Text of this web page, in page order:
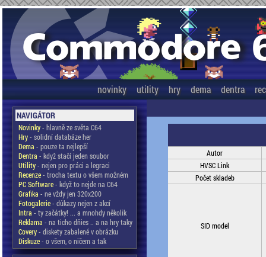
novinky utility hry dema dentra
NAVIGÁTOR
Novinky- hlavně ze světa C64
Hry- solidní databáze her
Dema - pouze ta nejlepší
Dentra - když stačí jeden soubor
Utility- nejen pro práci a legraci
Recenze- trocha textu o všem možném
PC Software- když to nejde na C64
Grafika - ne vždy jen 320x200
Fotogalerie- důkazy nejen z akcí
Intra - ty začátky! ... a mnohdy několik
Reklama - na ticho dňies .. a na hry taky
Covery- diskety zabalené v obrázku
Diskuze- o všem, o ničem a tak
Autor
HVSC Link
Počet skladeb
SID model